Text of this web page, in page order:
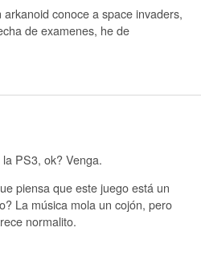
conoce a space invaders,
de examenes, he de
PS3, ok? Venga.
piensa que este juego está un
La música mola un cojón, pero
normalito.